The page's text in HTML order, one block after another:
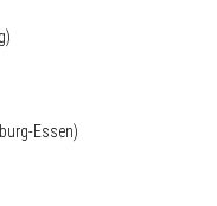
)
Essen)